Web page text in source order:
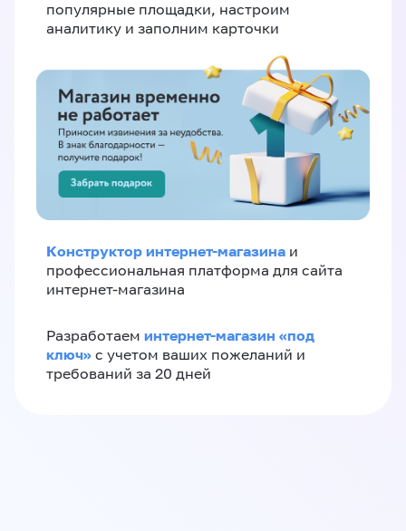
популярные площадки, настроим
аналитику и заполним карточки
Конструктор интернет-магазина и
профессиональная платформа для сайта
интернет-магазина
Разработаем интернет-магазин «‎под
ключ»‎ с учетом ваших пожеланий и
требований за 20 дней